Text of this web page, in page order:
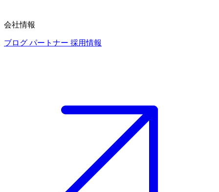
会社情報
ブログ パートナー 採用情報